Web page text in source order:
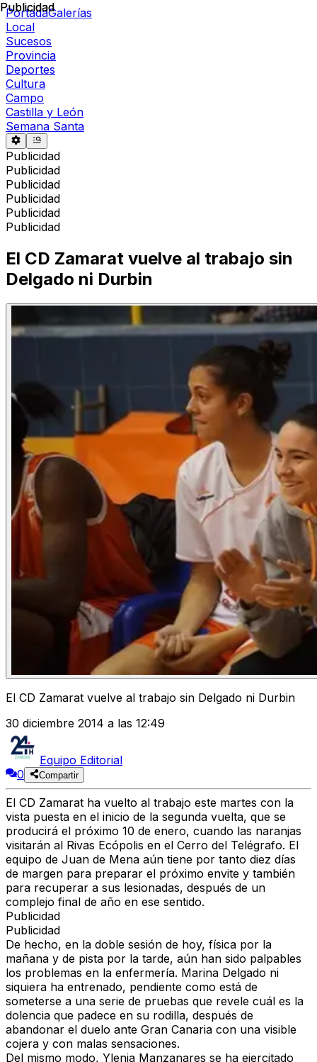
PortadaGalerías
Local
Sucesos
Provincia
Deportes
Cultura
Campo
Castilla y León
Semana Santa
Publicidad
Publicidad
Publicidad
Publicidad
Publicidad
Publicidad
Publicidad
El CD Zamarat vuelve al trabajo sin
Delgado ni Durbin
El CD Zamarat vuelve al trabajo sin Delgado ni Durbin
30 diciembre 2014 a las 12:49
Equipo Editorial
0
Compartir
El CD Zamarat ha vuelto al trabajo este martes con la
vista puesta en el inicio de la segunda vuelta, que se
producirá el próximo 10 de enero, cuando las naranjas
visitarán al Rivas Ecópolis en el Cerro del Telégrafo. El
equipo de Juan de Mena aún tiene por tanto diez días
de margen para preparar el próximo envite y también
para recuperar a sus lesionadas, después de un
complejo final de año en ese sentido.
Publicidad
Publicidad
De hecho, en la doble sesión de hoy, física por la
mañana y de pista por la tarde, aún han sido palpables
los problemas en la enfermería. Marina Delgado ni
siquiera ha entrenado, pendiente como está de
someterse a una serie de pruebas que revele cuál es la
dolencia que padece en su rodilla, después de
abandonar el duelo ante Gran Canaria con una visible
cojera y con malas sensaciones.
Del mismo modo, Ylenia Manzanares se ha ejercitado
Publicidad